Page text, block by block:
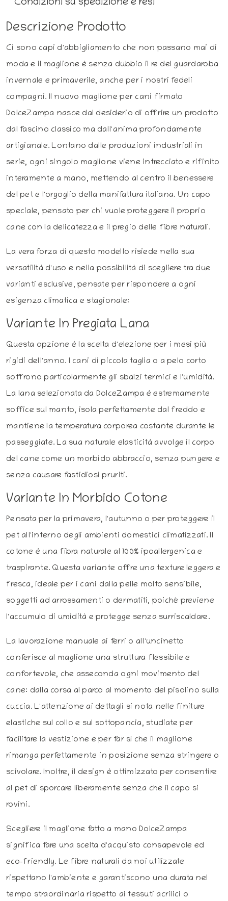
Condizioni su spedizione e resi
Descrizione Prodotto
Ci sono capi d'abbigliamento che non passano mai di
moda e il maglione è senza dubbio il re del guardaroba
invernale e primaverile, anche per i nostri fedeli
compagni. Il nuovo maglione per cani firmato
DolceZampa nasce dal desiderio di offrire un prodotto
dal fascino classico ma dall'anima profondamente
artigianale. Lontano dalle produzioni industriali in
serie, ogni singolo maglione viene intrecciato e rifinito
interamente a mano, mettendo al centro il benessere
del pet e l'orgoglio della manifattura italiana. Un capo
speciale, pensato per chi vuole proteggere il proprio
cane con la delicatezza e il pregio delle fibre naturali.
La vera forza di questo modello risiede nella sua
versatilità d'uso e nella possibilità di scegliere tra due
varianti esclusive, pensate per rispondere a ogni
esigenza climatica e stagionale:
Variante In Pregiata Lana
Questa opzione è la scelta d'elezione per i mesi più
rigidi dell'anno. I cani di piccola taglia o a pelo corto
soffrono particolarmente gli sbalzi termici e l'umidità.
La lana selezionata da DolceZampa è estremamente
soffice sul manto, isola perfettamente dal freddo e
mantiene la temperatura corporea costante durante le
passeggiate. La sua naturale elasticità avvolge il corpo
del cane come un morbido abbraccio, senza pungere e
senza causare fastidiosi pruriti.
Variante In Morbido Cotone
Pensata per la primavera, l'autunno o per proteggere il
pet all'interno degli ambienti domestici climatizzati. Il
cotone è una fibra naturale al 100% ipoallergenica e
traspirante. Questa variante offre una texture leggera e
fresca, ideale per i cani dalla pelle molto sensibile,
soggetti ad arrossamenti o dermatiti, poiché previene
l'accumulo di umidità e protegge senza surriscaldare.
La lavorazione manuale ai ferri o all'uncinetto
conferisce al maglione una struttura flessibile e
confortevole, che asseconda ogni movimento del
cane: dalla corsa al parco al momento del pisolino sulla
cuccia. L'attenzione ai dettagli si nota nelle finiture
elastiche sul collo e sul sottopancia, studiate per
facilitare la vestizione e per far sì che il maglione
rimanga perfettamente in posizione senza stringere o
scivolare. Inoltre, il design è ottimizzato per consentire
al pet di sporcare liberamente senza che il capo si
rovini.
Scegliere il maglione fatto a mano DolceZampa
significa fare una scelta d'acquisto consapevole ed
eco-friendly. Le fibre naturali da noi utilizzate
rispettano l'ambiente e garantiscono una durata nel
tempo straordinaria rispetto ai tessuti acrilici o